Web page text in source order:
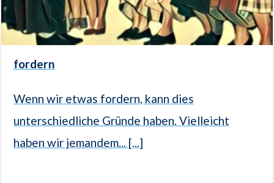
fordern
Wenn wir etwas fordern, kann dies
unterschiedliche Gründe haben. Vielleicht
haben wir jemandem... [...]